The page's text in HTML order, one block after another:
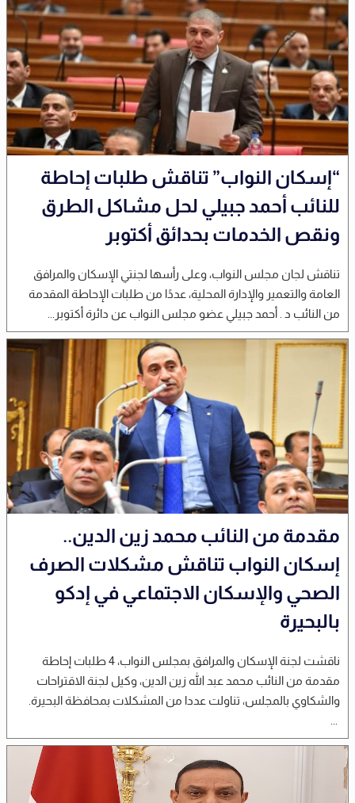
“إسكان النواب” تناقش طلبات إحاطة
للنائب أحمد جبيلي لحل مشاكل الطرق
ونقص الخدمات بحدائق أكتوبر
تناقش لجان مجلس النواب، وعلى رأسها لجنتي الإسكان والمرافق
العامة والتعمير والإدارة المحلية، عددًا من طلبات الإحاطة المقدمة
من النائب د . أحمد جبيلي عضو مجلس النواب عن دائرة أكتوبر...
مقدمة من النائب محمد زين الدين..
إسكان النواب تناقش مشكلات الصرف
الصحي والإسكان الاجتماعي في إدكو
بالبحيرة
ناقشت لجنة الإسكان والمرافق بمجلس النواب، 4 طلبات إحاطة
مقدمة من النائب محمد عبد الله زين الدين، وكيل لجنة الاقتراحات
والشكاوي بالمجلس، تناولت عددا من المشكلات بمحافظة البحيرة.